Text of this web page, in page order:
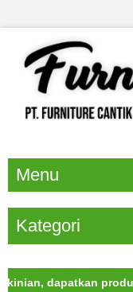
Menu
Kategori
dapatkan produk